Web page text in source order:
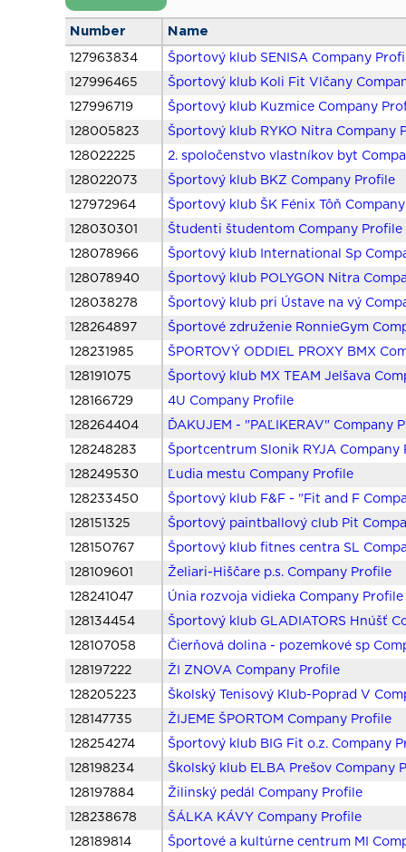
Number Name
127963834
Športový klub SENISA Company
127996465
Športový klub Koli Fit Vlčany
127996719
Športový klub Kuzmice Company
128005823
Športový klub RYKO Nitra Company
128022225
2. spoločenstvo vlastníkov byt
128022073
Športový klub BKZ Company Profile
127972964
Športový klub ŠK Fénix Tôň
128030301
Študenti študentom Company Profile
128078966
Športový klub International Sp
128078940
Športový klub POLYGON Nitra
128038278
Športový klub pri Ústave na vý
128264897
Športové združenie RonnieGym
128231985
ŠPORTOVÝ ODDIEL PROXY BMX
128191075
Športový klub MX TEAM Jelšava
128166729
4U Company Profile
128264404
ĎAKUJEM - "PAĽIKERAV" Company
128248283
Športcentrum Slonik RYJA Company
128249530
Ľudia mestu Company Profile
128233450
Športový klub F&F - "Fit and F
128151325
Športový paintballový club Pit
128150767
Športový klub fitnes centra SL
128109601
Želiari-Hiščare p.s. Company Profile
128241047
Únia rozvoja vidieka Company Profile
128134454
Športový klub GLADIATORS Hnúšť
128107058
Čierňová dolina - pozemkové sp
128197222
ŽI ZNOVA Company Profile
128205223
Školský Tenisový Klub-Poprad V
128147735
ŽIJEME ŠPORTOM Company Profile
128254274
Športový klub BIG Fit o.z. Company
128198234
Školský klub ELBA Prešov Company
128197884
Žilinský pedál Company Profile
128238678
ŠÁLKA KÁVY Company Profile
128189814
Športové a kultúrne centrum MI